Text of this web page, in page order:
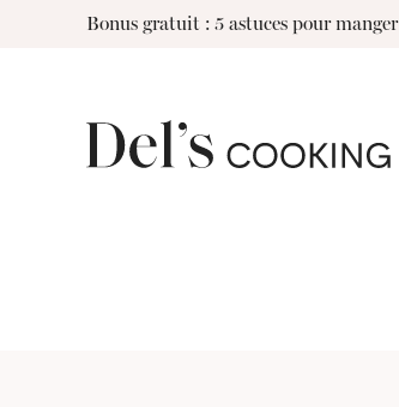
Bonus gratuit : 5 astuces pour